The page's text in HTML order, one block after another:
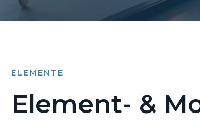
ELEMENTE
Element- &